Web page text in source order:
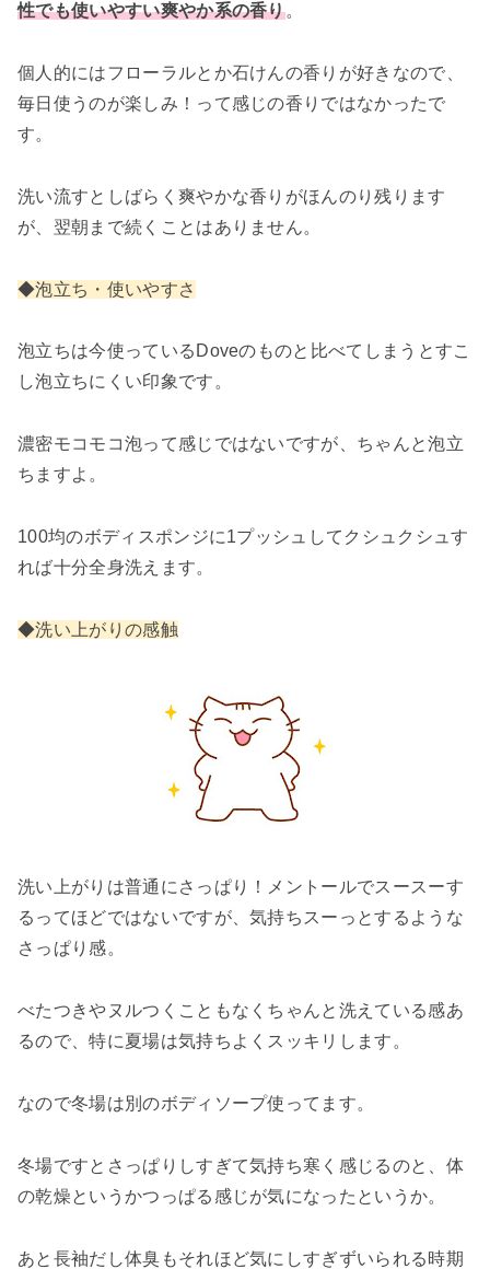
性でも使いやすい爽やか系の香り。
個人的にはフローラルとか石けんの香りが好きなので、
毎日使うのが楽しみ！って感じの香りではなかったで
す。
洗い流すとしばらく爽やかな香りがほんのり残ります
が、翌朝まで続くことはありません。
◆泡立ち・使いやすさ
泡立ちは今使っているDoveのものと比べてしまうとすこ
し泡立ちにくい印象です。
濃密モコモコ泡って感じではないですが、ちゃんと泡立
ちますよ。
100均のボディスポンジに1プッシュしてクシュクシュす
れば十分全身洗えます。
◆洗い上がりの感触
洗い上がりは普通にさっぱり！メントールでスースーす
るってほどではないですが、気持ちスーっとするような
さっぱり感。
べたつきやヌルつくこともなくちゃんと洗えている感あ
るので、特に夏場は気持ちよくスッキリします。
なので冬場は別のボディソープ使ってます。
冬場ですとさっぱりしすぎて気持ち寒く感じるのと、体
の乾燥というかつっぱる感じが気になったというか。
あと長袖だし体臭もそれほど気にしすぎずいられる時期